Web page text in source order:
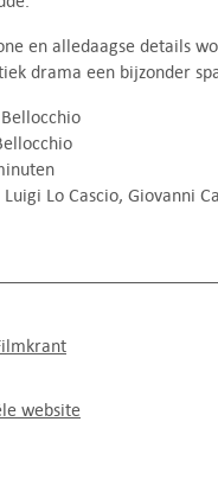
en alledaagse details
drama een bijzonder
Lo Cascio, Giovanni
website